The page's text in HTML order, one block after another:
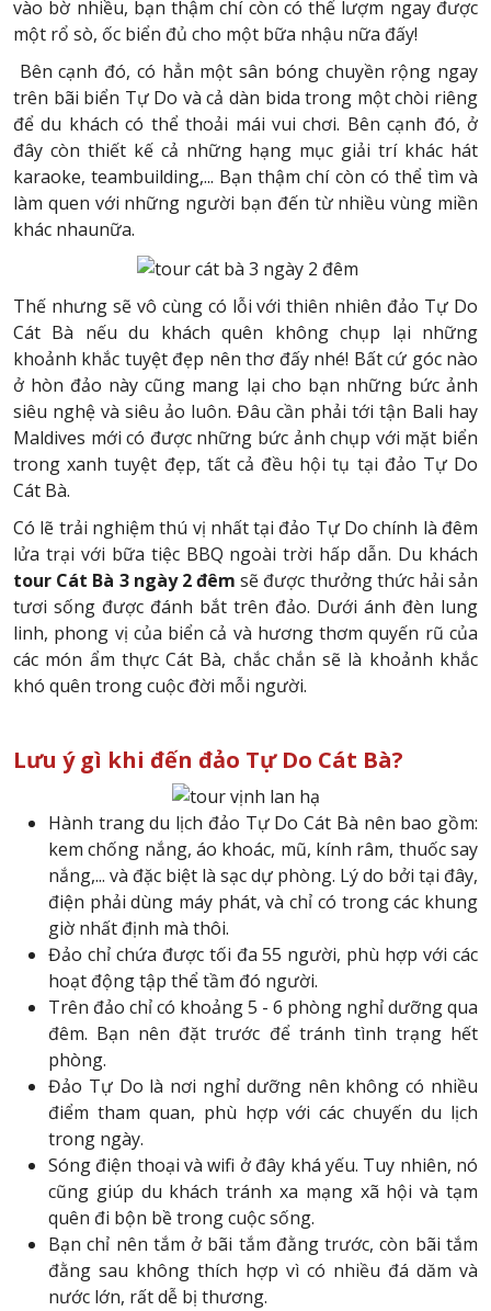
vào bờ nhiều, bạn thậm chí còn có thể lượm ngay được
một rổ sò, ốc biển đủ cho một bữa nhậu nữa đấy!
Bên cạnh đó, có hẳn một sân bóng chuyền rộng ngay
trên bãi biển Tự Do và cả dàn bida trong một chòi riêng
để du khách có thể thoải mái vui chơi. Bên cạnh đó, ở
đây còn thiết kế cả những hạng mục giải trí khác hát
karaoke, teambuilding,... Bạn thậm chí còn có thể tìm và
làm quen với những người bạn đến từ nhiều vùng miền
khác nhaunữa.
Thế nhưng sẽ vô cùng có lỗi với thiên nhiên đảo Tự Do
Cát Bà nếu du khách quên không chụp lại những
khoảnh khắc tuyệt đẹp nên thơ đấy nhé! Bất cứ góc nào
ở hòn đảo này cũng mang lại cho bạn những bức ảnh
siêu nghệ và siêu ảo luôn. Đâu cần phải tới tận Bali hay
Maldives mới có được những bức ảnh chụp với mặt biển
trong xanh tuyệt đẹp, tất cả đều hội tụ tại đảo Tự Do
Cát Bà.
Có lẽ trải nghiệm thú vị nhất tại đảo Tự Do chính là đêm
lửa trại với bữa tiệc BBQ ngoài trời hấp dẫn. Du khách
tour Cát Bà 3 ngày 2 đêm sẽ được thưởng thức hải sản
tươi sống được đánh bắt trên đảo. Dưới ánh đèn lung
linh, phong vị của biển cả và hương thơm quyến rũ của
các món ẩm thực Cát Bà, chắc chắn sẽ là khoảnh khắc
khó quên trong cuộc đời mỗi người.
Lưu ý gì khi đến đảo Tự Do Cát Bà?
Hành trang du lịch đảo Tự Do Cát Bà nên bao gồm:
kem chống nắng, áo khoác, mũ, kính râm, thuốc say
nắng,... và đặc biệt là sạc dự phòng. Lý do bởi tại đây,
điện phải dùng máy phát, và chỉ có trong các khung
giờ nhất định mà thôi.
Đảo chỉ chứa được tối đa 55 người, phù hợp với các
hoạt động tập thể tầm đó người.
Trên đảo chỉ có khoảng 5 - 6 phòng nghỉ dưỡng qua
đêm. Bạn nên đặt trước để tránh tình trạng hết
phòng.
Đảo Tự Do là nơi nghỉ dưỡng nên không có nhiều
điểm tham quan, phù hợp với các chuyến du lịch
trong ngày.
Sóng điện thoại và wifi ở đây khá yếu. Tuy nhiên, nó
cũng giúp du khách tránh xa mạng xã hội và tạm
quên đi bộn bề trong cuộc sống.
Bạn chỉ nên tắm ở bãi tắm đằng trước, còn bãi tắm
đằng sau không thích hợp vì có nhiều đá dăm và
nước lớn, rất dễ bị thương.